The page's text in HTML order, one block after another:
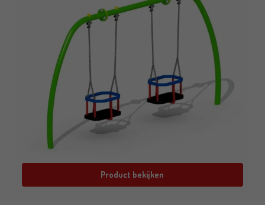
Product bekijken